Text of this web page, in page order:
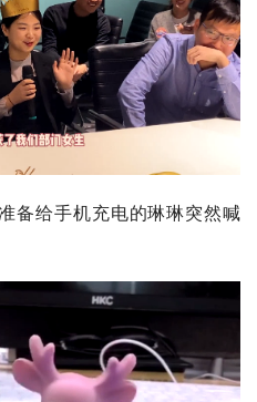
备给手机充电的琳琳突然喊